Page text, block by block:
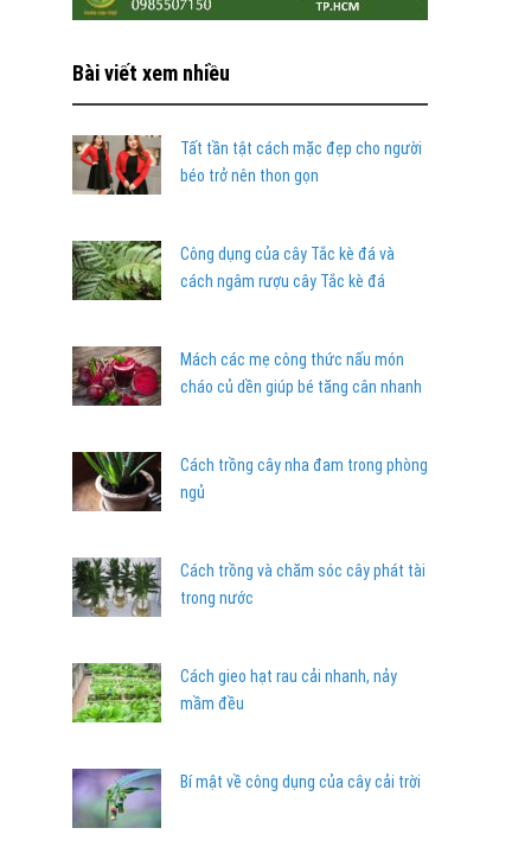
Bài viết xem nhiều
Tất tần tật cách mặc đẹp cho người
béo trở nên thon gọn
Công dụng của cây Tắc kè đá và
cách ngâm rượu cây Tắc kè đá
Mách các mẹ công thức nấu món
cháo củ dền giúp bé tăng cân nhanh
Cách trồng cây nha đam trong phòng
ngủ
Cách trồng và chăm sóc cây phát tài
trong nước
Cách gieo hạt rau cải nhanh, nảy
mầm đều
Bí mật về công dụng của cây cải trời